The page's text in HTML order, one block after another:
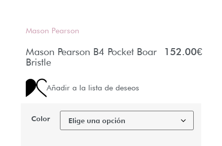
Mason Pearson
Mason Pearson B4 Pocket Boar
Bristle
152.00€
Añadir a la lista de deseos
Color